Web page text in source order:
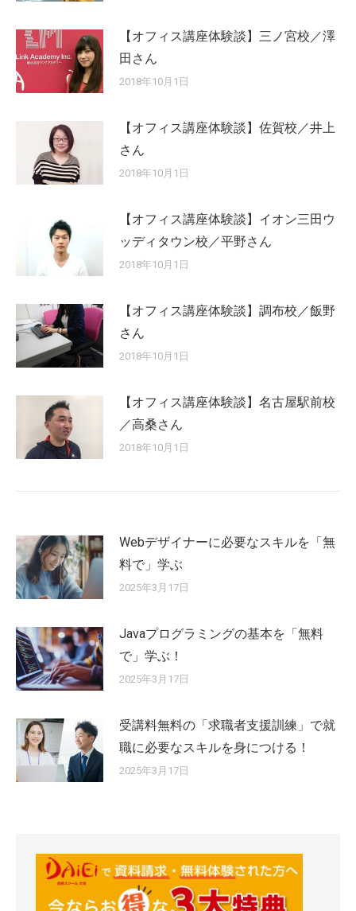
【オフィス講座体験談】三ノ宮校／澤
田さん
2018年10月1日
【オフィス講座体験談】佐賀校／井上
さん
2018年10月1日
【オフィス講座体験談】イオン三田ウ
ッディタウン校／平野さん
2018年10月1日
【オフィス講座体験談】調布校／飯野
さん
2018年10月1日
【オフィス講座体験談】名古屋駅前校
／高桑さん
2018年10月1日
Webデザイナーに必要なスキルを「無
料で」学ぶ
2025年3月17日
Javaプログラミングの基本を「無料
で」学ぶ！
2025年3月17日
受講料無料の「求職者支援訓練」で就
職に必要なスキルを身につける！
2025年3月17日